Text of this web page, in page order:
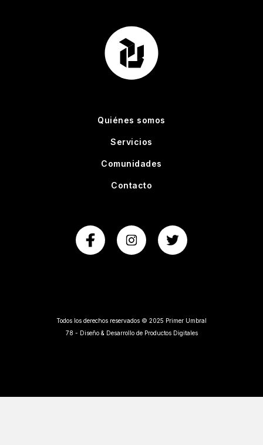
Quiénes somos
Servicios
Comunidades
Contacto
Todos los derechos reservados © 2025 Primer Umbral
78 - Diseño & Desarrollo de Productos Digitales